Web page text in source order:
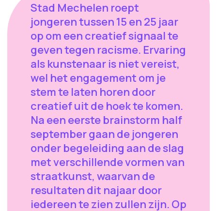
Stad Mechelen roept
jongeren tussen 15 en 25 jaar
op om een creatief signaal te
geven tegen racisme. Ervaring
als kunstenaar is niet vereist,
wel het engagement om je
stem te laten horen door
creatief uit de hoek te komen.
Na een eerste brainstorm half
september gaan de jongeren
onder begeleiding aan de slag
met verschillende vormen van
straatkunst, waarvan de
resultaten dit najaar door
iedereen te zien zullen zijn. Op